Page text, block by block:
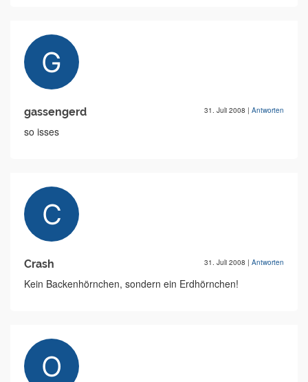
gassengerd 31. Juli 2008 | Antworten
so isses
Crash 31. Juli 2008 | Antworten
Kein Backenhörnchen, sondern ein Erdhörnchen!